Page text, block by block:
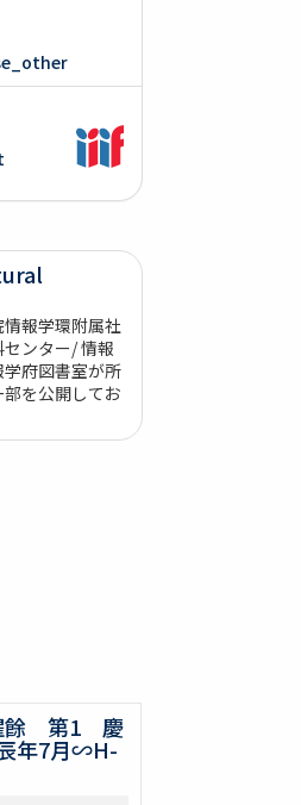
報学環附属社
ンター/ 情報
府図書室が所
を公開してお
餘 第1 慶
年7月∽H-